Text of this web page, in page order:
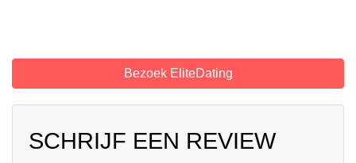
Bezoek EliteDating
SCHRIJF EEN REVIEW